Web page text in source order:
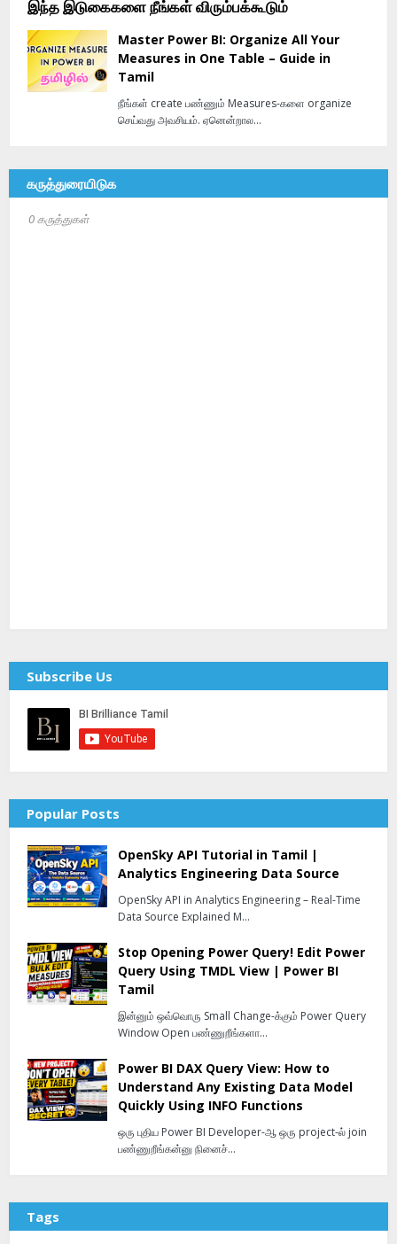
இந்த இடுகைகளை நீங்கள் விரும்பக்கூடும்
Master Power BI: Organize All Your
Measures in One Table – Guide in
Tamil
நீங்கள் create பண்ணும் Measures-களை organize
செய்வது அவசியம். ஏனென்றால…
கருத்துரையிடுக
0 கருத்துகள்
Subscribe Us
Popular Posts
OpenSky API Tutorial in Tamil |
Analytics Engineering Data Source
OpenSky API in Analytics Engineering – Real-Time
Data Source Explained M…
Stop Opening Power Query! Edit Power
Query Using TMDL View | Power BI
Tamil
இன்னும் ஒவ்வொரு Small Change-க்கும் Power Query
Window Open பண்ணுறீங்களா…
Power BI DAX Query View: How to
Understand Any Existing Data Model
Quickly Using INFO Functions
ஒரு புதிய Power BI Developer-ஆ ஒரு project-ல் join
பண்ணுறீங்கன்னு நினைச்…
Tags